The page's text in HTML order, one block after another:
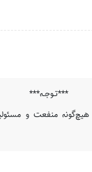
***تـوجـه***
منفعت و